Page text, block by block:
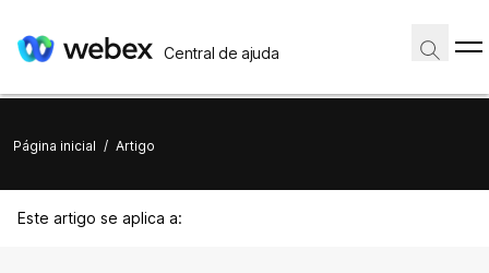
Central de ajuda
Página inicial / Artigo
Este artigo se aplica a: